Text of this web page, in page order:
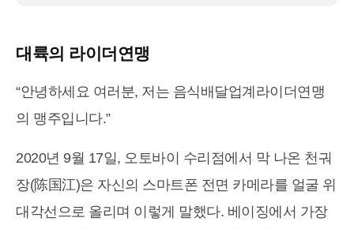
대륙의 라이더연맹
“안녕하세요 여러분, 저는 음식배달업계라이더연맹
의 맹주입니다.”
2020년 9월 17일, 오토바이 수리점에서 막 나온 천궈
장(陈国江)은 자신의 스마트폰 전면 카메라를 얼굴 위
대각선으로 올리며 이렇게 말했다. 베이징에서 가장